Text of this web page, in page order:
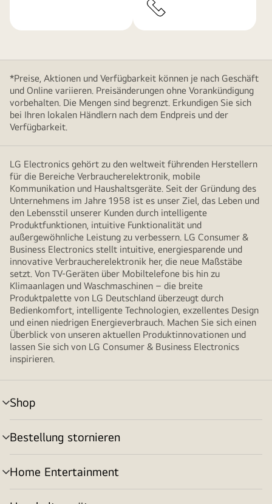
*Preise, Aktionen und Verfügbarkeit können je nach Geschäft
und Online variieren. Preisänderungen ohne Vorankündigung
vorbehalten. Die Mengen sind begrenzt. Erkundigen Sie sich
bei Ihren lokalen Händlern nach dem Endpreis und der
Verfügbarkeit.
LG Electronics gehört zu den weltweit führenden Herstellern
für die Bereiche Verbraucherelektronik, mobile
Kommunikation und Haushaltsgeräte. Seit der Gründung des
Unternehmens im Jahre 1958 ist es unser Ziel, das Leben und
den Lebensstil unserer Kunden durch intelligente
Produktfunktionen, intuitive Funktionalität und
außergewöhnliche Leistung zu verbessern. LG Consumer &
Business Electronics stellt intuitive, energiesparende und
innovative Verbraucherelektronik her, die neue Maßstäbe
setzt. Von TV-Geräten über Mobiltelefone bis hin zu
Klimaanlagen und Waschmaschinen – die breite
Produktpalette von LG Deutschland überzeugt durch
Bedienkomfort, intelligente Technologien, exzellentes Design
und einen niedrigen Energieverbrauch. Machen Sie sich einen
Überblick von unseren aktuellen Produktinnovationen und
lassen Sie sich von LG Consumer & Business Electronics
inspirieren.
Shop
Menü
umschalten
Bestellung stornieren
Menü
umschalten
Home Entertainment
Menü
umschalten